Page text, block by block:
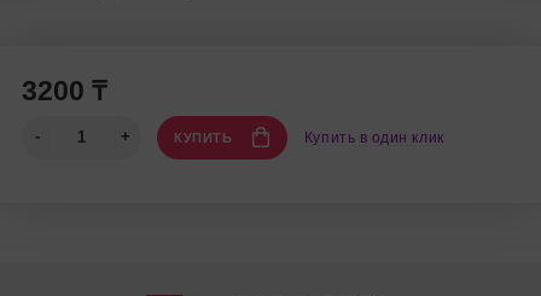
3200 ₸
КУПИТЬ Купить в один клик